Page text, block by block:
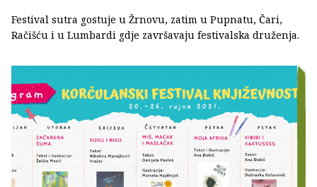
Festival sutra gostuje u Žrnovu, zatim u Pupnatu, Čari,
Račišću i u Lumbardi gdje završavaju festivalska druženja.